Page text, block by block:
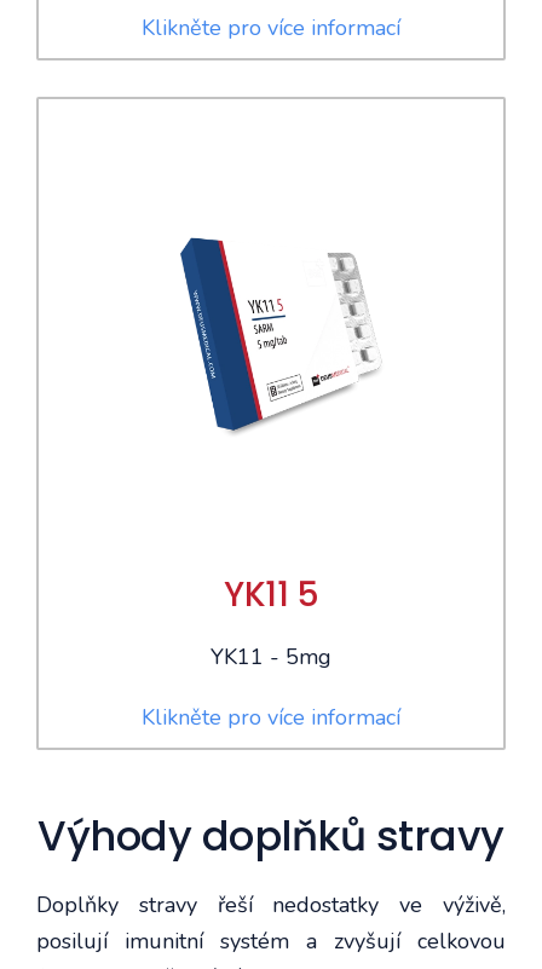
Klikněte pro více informací
YK11 5
YK11 - 5mg
Klikněte pro více informací
Výhody doplňků stravy
Doplňky stravy řeší nedostatky ve výživě,
posilují imunitní systém a zvyšují celkovou